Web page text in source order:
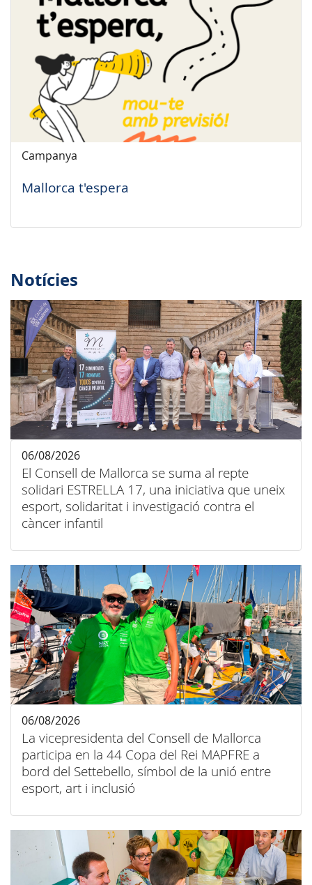
Campanya
Mallorca t'espera
Notícies
El Consell de Mallorca se suma al repte
solidari ESTRELLA 17, una iniciativa que uneix
esport, solidaritat i investigació contra el
càncer infantil
06/08/2026
La vicepresidenta del Consell de Mallorca
participa en la 44 Copa del Rei MAPFRE a
bord del Settebello, símbol de la unió entre
esport, art i inclusió
06/08/2026